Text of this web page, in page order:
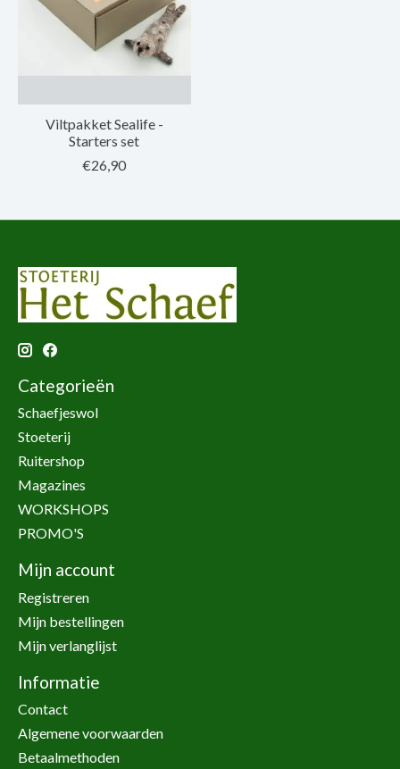
Viltpakket Sealife -
Starters set
€26,90
Categorieën
Schaefjeswol
Stoeterij
Ruitershop
Magazines
WORKSHOPS
PROMO'S
Mijn account
Registreren
Mijn bestellingen
Mijn verlanglijst
Informatie
Contact
Algemene voorwaarden
Betaalmethoden